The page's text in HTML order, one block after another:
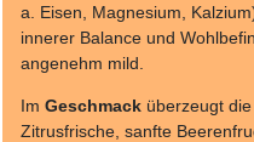
a. Eisen, Magnesium,
innerer Balance und
angenehm mild.
Im Geschmack überzeugt
Zitrusfrische, sanfte